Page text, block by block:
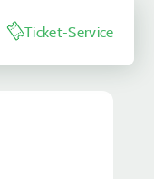
Ticket-Service